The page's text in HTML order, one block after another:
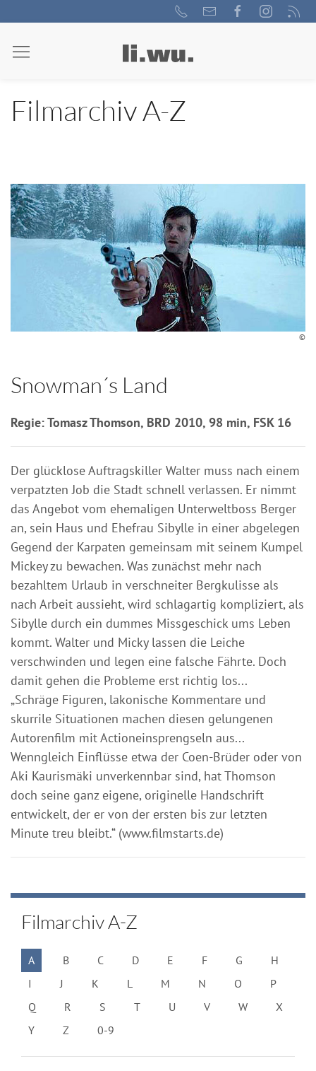
Filmarchiv A-Z
©
Snowman´s Land
Regie: Tomasz Thomson, BRD 2010, 98 min, FSK 16
Der glücklose Auftragskiller Walter muss nach einem
verpatzten Job die Stadt schnell verlassen. Er nimmt
das Angebot vom ehemaligen Unterweltboss Berger
an, sein Haus und Ehefrau Sibylle in einer abgelegen
Gegend der Karpaten gemeinsam mit seinem Kumpel
Mickey zu bewachen. Was zunächst mehr nach
bezahltem Urlaub in verschneiter Bergkulisse als
nach Arbeit aussieht, wird schlagartig kompliziert, als
Sibylle durch ein dummes Missgeschick ums Leben
kommt. Walter und Micky lassen die Leiche
verschwinden und legen eine falsche Fährte. Doch
damit gehen die Probleme erst richtig los...
„Schräge Figuren, lakonische Kommentare und
skurrile Situationen machen diesen gelungenen
Autorenfilm mit Actioneinsprengseln aus...
Wenngleich Einflüsse etwa der Coen-Brüder oder von
Aki Kaurismäki unverkennbar sind, hat Thomson
doch seine ganz eigene, originelle Handschrift
entwickelt, der er von der ersten bis zur letzten
Minute treu bleibt.“ (www.filmstarts.de)
Filmarchiv A-Z
A B C D E F G
H
I
J K L M N O
P
Q
R S T U V W
X
Y
Z 0-9